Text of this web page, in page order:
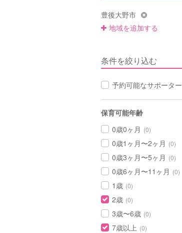
豊後大野市
地域を追加する
条件を絞り込む
予約可能なサポーター
保育可能年齢
0歳0ヶ月 (0)
0歳1ヶ月〜2ヶ月 (0)
0歳3ヶ月〜5ヶ月 (0)
0歳6ヶ月〜11ヶ月 (0)
1歳 (0)
2歳 (0)
3歳〜6歳 (0)
7歳以上 (0)